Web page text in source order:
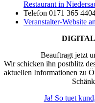
Restaurant in
Telefon 0171 365
Veranstalter-Website
Beauftragt jetzt
Wir schicken ihn postblitz
aktuellen Informationen zu
Ja! So tuet